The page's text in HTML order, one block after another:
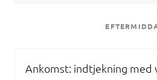
Ankomst: indtjekning med